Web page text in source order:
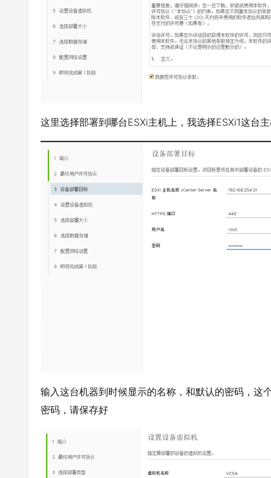
这里选择部署到哪台ESXi主机上，我选择ESXi1这台
输入这台机器到时候显示的名称，和默认的密码，
密码，请保存好